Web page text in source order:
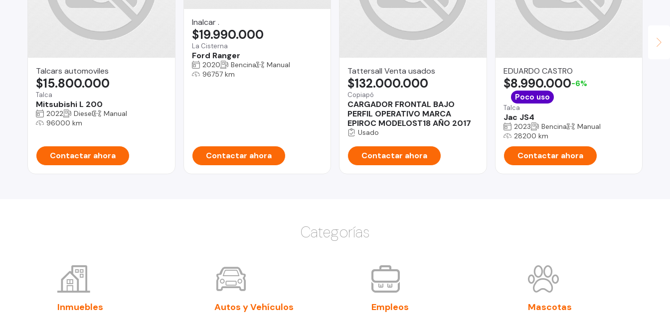
Talcars automoviles
Talca
Mitsubishi L 200
$15.800.000
2022 Diesel
Manual
96000 km
Contactar ahora
Inalcar .
La Cisterna
Ford Ranger
$19.990.000
2020 Bencina
Manual
96757 km
Contactar ahora
Tattersall Venta usados
Copiapó
CARGADOR FRONTAL BAJO
PERFIL OPERATIVO MARCA
EPIROC MODELOST18 AÑO 2017
$132.000.000
Usado
Contactar ahora
EDUARDO CASTRO
Talca
Jac JS4
$8.990.000-6%
Poco uso
2023 Bencina
Manual
28200 km
Contactar ahora
Categorías
Inmuebles Autos y Vehículos Empleos Mascotas